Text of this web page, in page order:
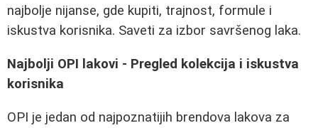
najbolje nijanse, gde kupiti, trajnost, formule i
iskustva korisnika. Saveti za izbor savršenog laka.
Najbolji OPI lakovi - Pregled kolekcija i iskustva
korisnika
OPI je jedan od najpoznatijih brendova lakova za